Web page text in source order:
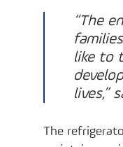
“The
like to
lives,”
The